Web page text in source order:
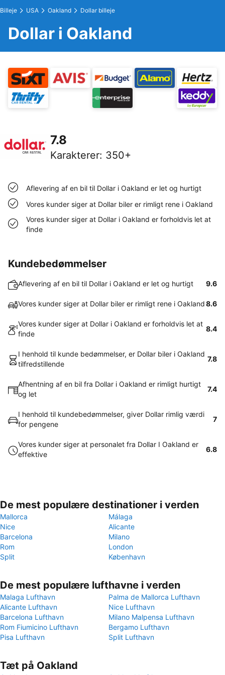
Billeje USA Oakland Dollar billeje
Dollar i Oakland
7.8
Karakterer: 350+
Aflevering af en bil til Dollar i Oakland er let og hurtigt
Vores kunder siger at Dollar biler er rimligt rene i Oakland
Vores kunder siger at Dollar i Oakland er forholdvis let at
finde
Kundebedømmelser
Aflevering af en bil til Dollar i Oakland er let og hurtigt 9.6
Vores kunder siger at Dollar biler er rimligt rene i Oakland8.6
Vores kunder siger at Dollar i Oakland er forholdvis let at
finde
8.4
I henhold til kunde bedømmelser, er Dollar biler i Oakland
tilfredstillende
7.8
Afhentning af en bil fra Dollar i Oakland er rimligt hurtigt
og let
7.4
I henhold til kundebedømmelser, giver Dollar rimlig værdi
for pengene
7
Vores kunder siger at personalet fra Dollar I Oakland er
effektive
6.8
De mest populære destinationer i verden
Mallorca
Málaga
Nice
Alicante
Barcelona
Milano
Rom
London
Split
København
De mest populære lufthavne i verden
Malaga Lufthavn
Palma de Mallorca Lufthavn
Alicante Lufthavn
Nice Lufthavn
Barcelona Lufthavn
Milano Malpensa Lufthavn
Rom Fiumicino Lufthavn
Bergamo Lufthavn
Pisa Lufthavn
Split Lufthavn
Tæt på Oakland